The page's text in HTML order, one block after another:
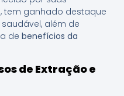
tem ganhado destaque
além de
de benefícios da
de Extração e